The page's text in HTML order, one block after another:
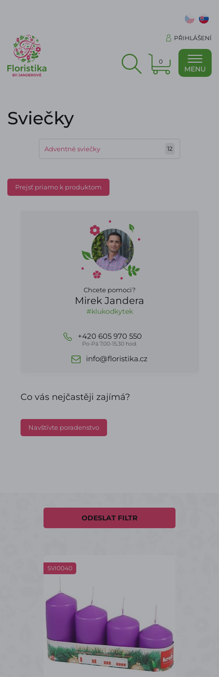
PŘIHLÁŠENÍ
0
MENU
Sviečky
Adventné sviečky 12
Prejsť priamo k produktom
Chcete pomoci?
Mirek Jandera
#klukodkytek
+420 605 970 550
Po-Pá 7.00-15.30 hod.
info@floristika.cz
Co vás nejčastěji zajímá?
Navštívte poradenstvo
ODESLAT FILTR
SVI0040